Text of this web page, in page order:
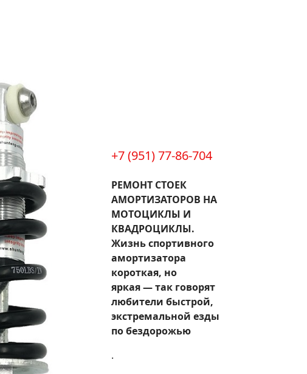
+7 (951) 77-86-704
РЕМОНТ СТОЕК
АМОРТИЗАТОРОВ НА
МОТОЦИКЛЫ И
КВАДРОЦИКЛЫ.
Жизнь спортивного
амортизатора
короткая, но
яркая — так говорят
любители быстрой,
экстремальной езды
по бездорожью
.